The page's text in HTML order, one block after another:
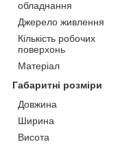
обладнання
Джерело живлення
Кількість робочих
поверхонь
Матеріал
Габаритні розміри
Довжина
Ширина
Висота